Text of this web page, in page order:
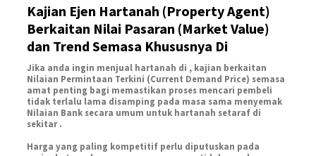
Kajian Ejen Hartanah (Property Agent)
Berkaitan Nilai Pasaran (Market Value)
dan Trend Semasa Khususnya Di
Jika anda ingin menjual hartanah di , kajian berkaitan
Nilaian Permintaan Terkini (Current Demand Price) semasa
amat penting bagi memastikan proses mencari pembeli
tidak terlalu lama disamping pada masa sama menyemak
Nilaian Bank secara umum untuk hartanah setaraf di
sekitar .
Harga yang paling kompetitif perlu diputuskan pada